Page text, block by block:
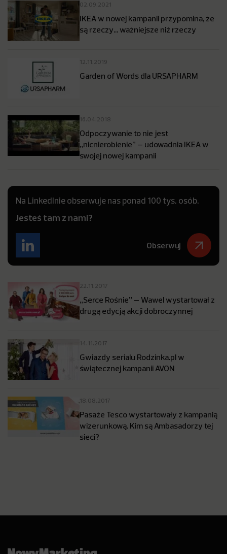
02.09.2021
IKEA w nowej kampanii przypomina, że
są rzeczy… ważniejsze niż rzeczy
12.11.2019
Garden of Words dla URSAPHARM
16.04.2018
Odpoczywanie to nie jest
„nicnierobienie” – udowadnia IKEA w
swojej nowej kampanii
Na LinkedInie obserwuje nas ponad 100 tys. osób.
Jesteś tam z nami?
Obserwuj
22.11.2017
„Serce Rośnie” – Wawel wystartował z
drugą edycją akcji dobroczynnej
14.11.2017
Gwiazdy serialu Rodzinka.pl w
świątecznej kampanii AVON
18.08.2017
Pasaże Tesco wystartowały z kampanią
wizerunkową. Kim są Ambasadorzy tej
sieci?